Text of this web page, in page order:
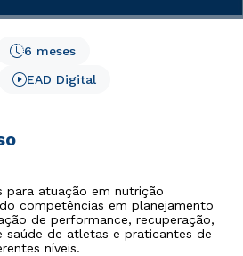
6 meses
EAD Digital
para atuação em nutrição
competências em planejamento
de performance, recuperação,
saúde de atletas e praticantes de
níveis.